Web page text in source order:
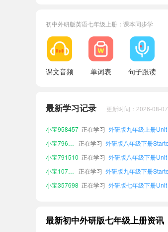
初中外研版英语七年级上册：课本同步学
课文音频 单词表 句子跟读
最新学习记录 更新时间：2026-08-
小宝357698
正在学习 外研版七年级下册
小宝107267
正在学习
小宝135723
正在学习 外研版八年级下册
小宝770176 正在学习 外研版九年级下册Unit
小宝958457 正在学习 外研版九年级上册
正在学习
小宝791510 正在学习 外研版八年级下册
正在学习
小宝357698 正在学习 外研版七年级下册
小宝603784
正在学习 外研版七年级下册Unit
最新初中外研版七年级上册资讯